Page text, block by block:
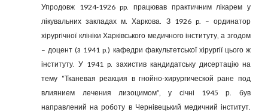
Упродовж 1924-1926 pp. працював практичним лікарем у
лікувальних закладах м. Харкова. З 1926 p. – ординатор
хірургічної клініки Харківського медичного інституту, а згодом
– доцент (з 1941 p.) кафедри факультетської хірургії цього ж
інституту. У 1941 p. захистив кандидатську дисертацію на
тему “Тканевая реакция в гнойно-хирургической ране под
влиянием лечения лизоцимом”, у січні 1945 р. був
направлений на роботу в Чернівецький медичний інститут.